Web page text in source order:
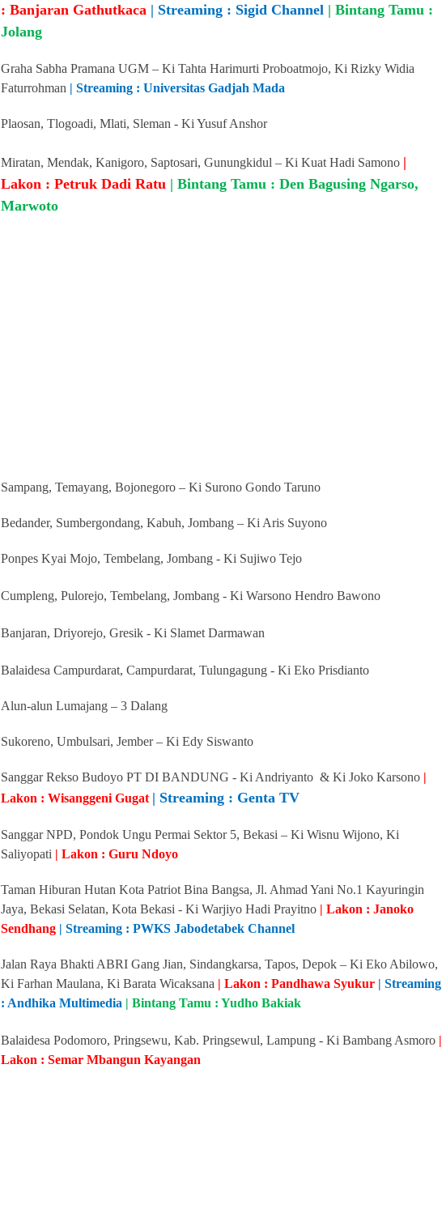
: Banjaran Gathutkaca | Streaming : Sigid Channel | Bintang Tamu :
Jolang
Graha Sabha Pramana UGM – Ki Tahta Harimurti Proboatmojo, Ki Rizky Widia
Faturrohman | Streaming : Universitas Gadjah Mada
Plaosan, Tlogoadi, Mlati, Sleman - Ki Yusuf Anshor
Miratan, Mendak, Kanigoro, Saptosari, Gunungkidul – Ki Kuat Hadi Samono |
Lakon : Petruk Dadi Ratu | Bintang Tamu : Den Bagusing Ngarso,
Marwoto
Sampang, Temayang, Bojonegoro – Ki Surono Gondo Taruno
Bedander, Sumbergondang, Kabuh, Jombang – Ki Aris Suyono
Ponpes Kyai Mojo, Tembelang, Jombang - Ki Sujiwo Tejo
Cumpleng, Pulorejo, Tembelang, Jombang - Ki Warsono Hendro Bawono
Banjaran, Driyorejo, Gresik - Ki Slamet Darmawan
Balaidesa Campurdarat, Campurdarat, Tulungagung - Ki Eko Prisdianto
Alun-alun Lumajang – 3 Dalang
Sukoreno, Umbulsari, Jember – Ki Edy Siswanto
Sanggar Rekso Budoyo PT DI BANDUNG - Ki Andriyanto & Ki Joko Karsono |
Lakon : Wisanggeni Gugat | Streaming : Genta TV
Sanggar NPD, Pondok Ungu Permai Sektor 5, Bekasi – Ki Wisnu Wijono, Ki
Saliyopati | Lakon : Guru Ndoyo
Taman Hiburan Hutan Kota Patriot Bina Bangsa, Jl. Ahmad Yani No.1 Kayuringin
Jaya, Bekasi Selatan, Kota Bekasi - Ki Warjiyo Hadi Prayitno | Lakon : Janoko
Sendhang | Streaming : PWKS Jabodetabek Channel
Jalan Raya Bhakti ABRI Gang Jian, Sindangkarsa, Tapos, Depok – Ki Eko Abilowo,
Ki Farhan Maulana, Ki Barata Wicaksana | Lakon : Pandhawa Syukur | Streaming
: Andhika Multimedia | Bintang Tamu : Yudho Bakiak
Balaidesa Podomoro, Pringsewu, Kab. Pringsewul, Lampung - Ki Bambang Asmoro |
Lakon : Semar Mbangun Kayangan